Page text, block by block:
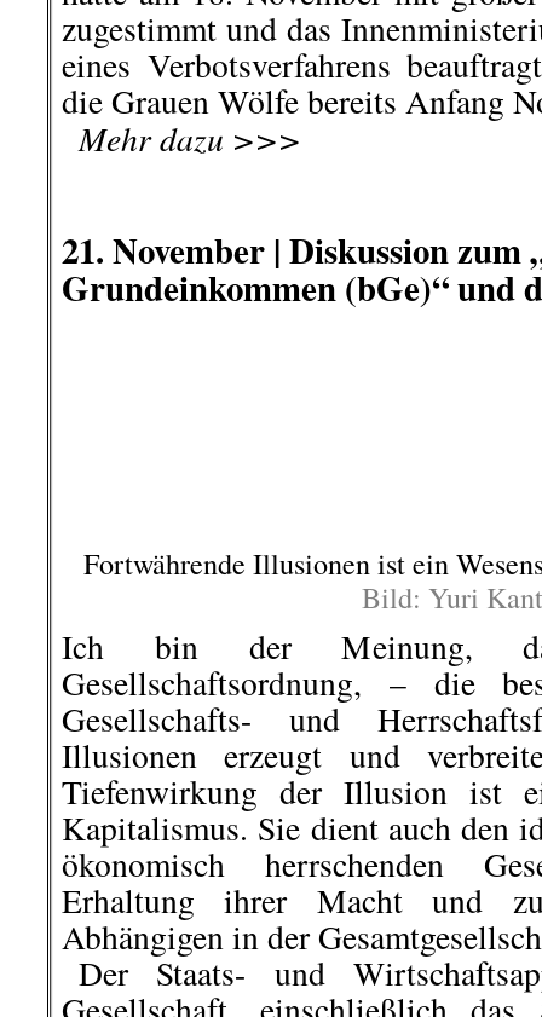
Ich bin der Meinung,
Gesellschaftsordnung, – die
Gesellschafts- und
Illusionen erzeugt und
ökonomisch herrschenden
Erhaltung ihrer Macht und
Abhängigen in der
Forderungen nach
Grundeinkommen (bGe) zu.
..Ich habe mich damit
Forderung nach „Bürgergeld“
Grundeinkommen (bGe)“
menschenfeindliche) Forderung.“
Dienstag in InfoWelt,
..Reinhold Schramm (u.a. im
der GEW Berlin)
.
.
21. November |Israelis und